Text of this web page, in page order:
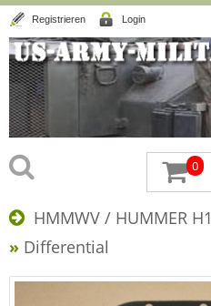
Registrieren Login
0
HMMWV / HUMMER H1
» Differential